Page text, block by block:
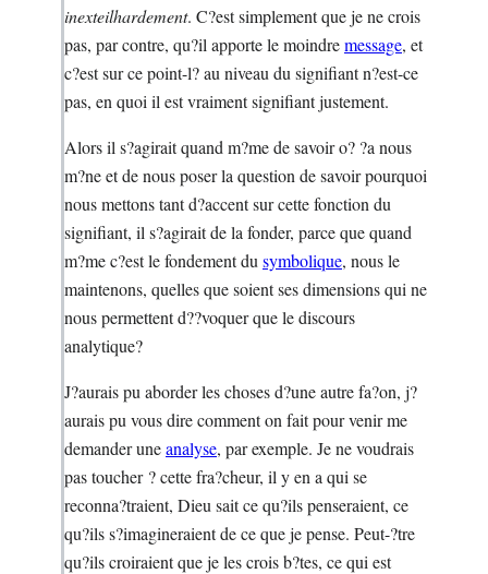
inexteilhardement. C?est simplement que je ne crois
pas, par contre, qu?il apporte le moindremessage, et
c?est sur ce point-l? au niveau du signifiant n?est-ce
pas, en quoi il est vraiment signifiant justement.
Alors il s?agirait quand m?me de savoir o? ?a nous
m?ne et de nous poser la question de savoir pourquoi
nous mettons tant d?accent sur cette fonction du
signifiant, il s?agirait de la fonder, parce que quand
m?me c?est le fondement du symbolique, nous le
maintenons, quelles que soient ses dimensions qui ne
nous permettent d??voquer que le discours
analytique?
J?aurais pu aborder les choses d?une autre fa?on, j?
aurais pu vous dire comment on fait pour venir me
demander uneanalyse, par exemple. Je ne voudrais
pas toucher ? cette fra?cheur, il y en a qui se
reconna?traient, Dieu sait ce qu?ils penseraient, ce
qu?ils s?imagineraient de ce que je pense. Peut-?tre
qu?ils croiraient que je les crois b?tes, ce qui est